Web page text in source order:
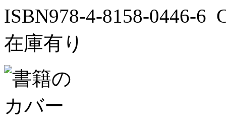
ISBN978-4-8158-0446-6
在庫有り